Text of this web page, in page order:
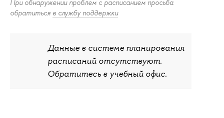
При обнаружении проблем с расписанием просьба
обратиться в службу поддержки
Данные в системе планирования
расписаний отсутствуют.
Обратитесь в учебный офис.